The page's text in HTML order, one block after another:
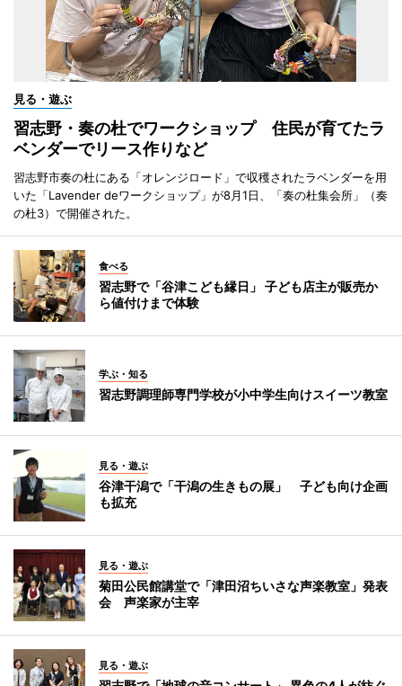
見る・遊ぶ
習志野・奏の杜でワークショップ 住民が育てたラ
ベンダーでリース作りなど
習志野市奏の杜にある「オレンジロード」で収穫されたラベンダーを用
いた「Lavender deワークショップ」が8月1日、「奏の杜集会所」（奏
の杜3）で開催された。
食べる
習志野で「谷津こども縁日」 子ども店主が販売か
ら値付けまで体験
学ぶ・知る
習志野調理師専門学校が小中学生向けスイーツ教室
見る・遊ぶ
谷津干潟で「干潟の生きもの展」 子ども向け企画
も拡充
見る・遊ぶ
菊田公民館講堂で「津田沼ちいさな声楽教室」発表
会 声楽家が主宰
見る・遊ぶ